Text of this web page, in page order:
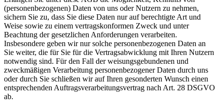
(personenbezogenen) Daten von uns oder Nutzern zu nehmen,
sichern Sie zu, dass Sie diese Daten nur auf berechtigte Art und
Weise sowie zu einem vertragskonformen Zweck und unter
Beachtung der gesetzlichen Anforderungen verarbeiten.
Insbesondere geben wir nur solche personenbezogenen Daten an
Sie weiter, die für Sie für die Vertragsabwicklung mit Ihren Nutzern
notwendig sind. Für den Fall der weisungsgebundenen und
zweckmäßigen Verarbeitung personenbezogener Daten durch uns
oder durch Sie schließen wir auf Ihren gesonderten Wunsch einen
entsprechenden Auftragsverarbeitungsvertrag nach Art. 28 DSGVO
ab.